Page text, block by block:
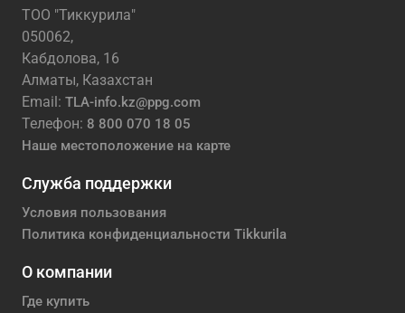
ТОО "Тиккурила"
050062,
Кабдолова, 16
Алматы, Казахстан
Email: TLA-info.kz@ppg.com
Телефон: 8 800 070 18 05
Наше местоположение на карте
Служба поддержки
Условия пользования
Политика конфиденциальности Tikkurila
О компании
Где купить